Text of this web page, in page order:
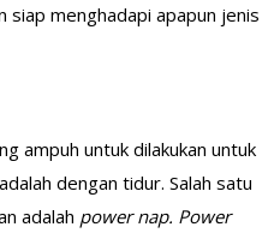
siap menghadapi apapun jenis
ampuh untuk dilakukan untuk
adalah dengan tidur. Salah satu
adalah power nap. Power